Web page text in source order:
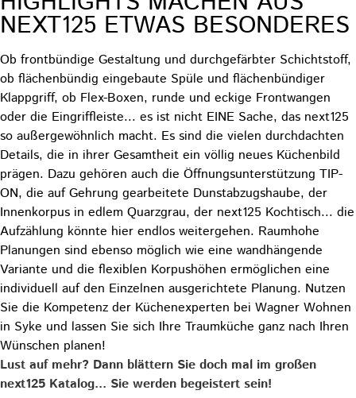
NEXT125 ETWAS BESONDERES
Ob frontbündige Gestaltung und durchgefärbter Schichtstoff,
ob flächenbündig eingebaute Spüle und flächenbündiger
Klappgriff, ob Flex-Boxen, runde und eckige Frontwangen
oder die Eingriffleiste... es ist nicht EINE Sache, das next125
so außergewöhnlich macht. Es sind die vielen durchdachten
Details, die in ihrer Gesamtheit ein völlig neues Küchenbild
prägen. Dazu gehören auch die Öffnungsunterstützung TIP-
ON, die auf Gehrung gearbeitete Dunstabzugshaube, der
Innenkorpus in edlem Quarzgrau, der next125 Kochtisch... die
Aufzählung könnte hier endlos weitergehen. Raumhohe
Planungen sind ebenso möglich wie eine wandhängende
Variante und die flexiblen Korpushöhen ermöglichen eine
individuell auf den Einzelnen ausgerichtete Planung. Nutzen
Sie die Kompetenz der Küchenexperten bei Wagner Wohnen
in Syke und lassen Sie sich Ihre Traumküche ganz nach Ihren
Wünschen planen!
Lust auf mehr? Dann blättern Sie doch mal im großen
next125 Katalog... Sie werden begeistert sein!